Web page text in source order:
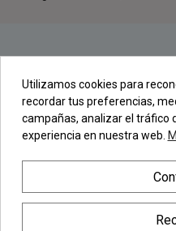
Contacta con nosotros
Regístrate en nuestra
Newsletter
Utilizamos cookies para
recordar tus preferencias,
campañas, analizar el tráfico
experiencia en nuestra web.